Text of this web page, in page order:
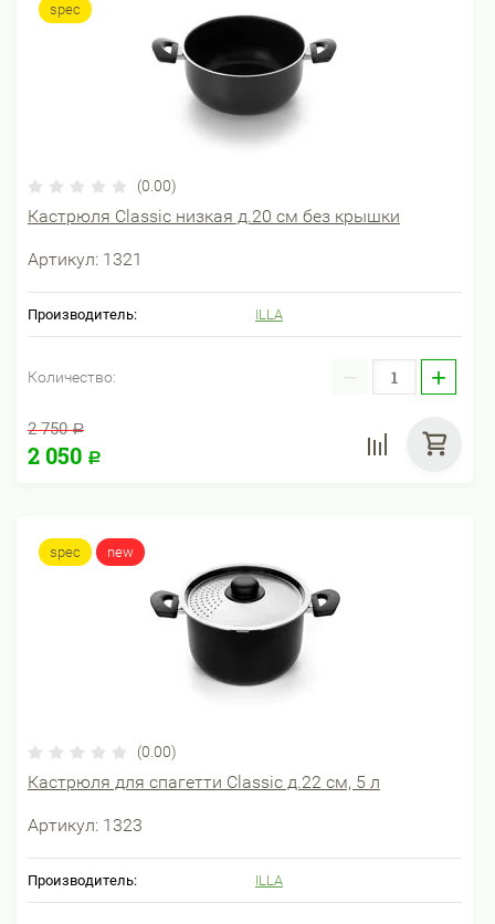
spec
(0.00)
Кастрюля Classic низкая д.20 см без крышки
Артикул: 1321
Производитель: ILLA
Количество: − +
2 750 Р
2 050 Р
spec new
(0.00)
Кастрюля для спагетти Classic д.22 см, 5 л
Артикул: 1323
Производитель: ILLA